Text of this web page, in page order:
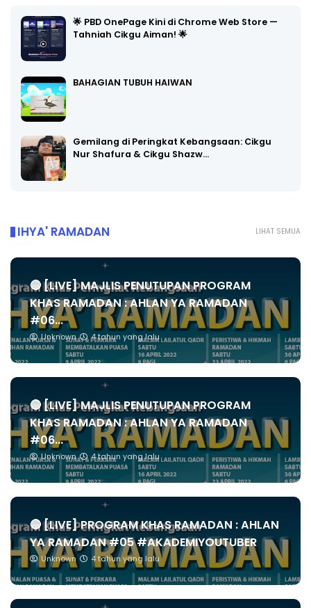
🌟 PBD OnePage Kini di Chrome Web Store —
Tahniah Cikgu Aiman! 🌟
BAHAGIAN TUBUH HAIWAN
Gemilang di Peringkat Kebangsaan: Cikgu
Nur Shafura & Cikgu Shazw…
LIHAT SEMUA
IHYA' RAMADAN
🔴 [LIVE] MAJLIS PENUTUPAN PROGRAM
KHAS RAMADAN : AHLAN YA RAMADAN
#06...
Unknown 4 tahun yang lalu
🔴 [LIVE] MAJLIS PENUTUPAN PROGRAM
KHAS RAMADAN : AHLAN YA RAMADAN
#06...
Unknown 4 tahun yang lalu
🔴 [LIVE] PROGRAM KHAS RAMADAN : AHLAN
YA RAMADAN #05 #AKADEMIYOUTUBER
Unknown 4 tahun yang lalu